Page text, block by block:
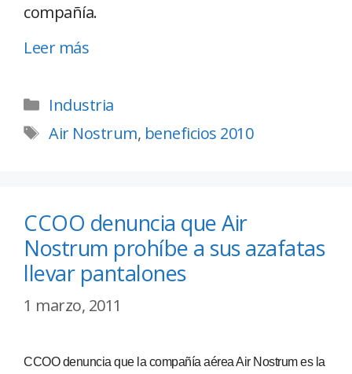
compañía.
Leer más
Industria
Air Nostrum, beneficios 2010
CCOO denuncia que Air
Nostrum prohíbe a sus azafatas
llevar pantalones
1 marzo, 2011
CCOO denuncia que la compañía aérea Air Nostrum es la